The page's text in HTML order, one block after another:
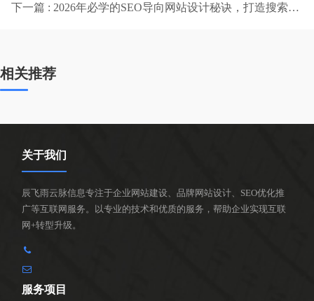
下一篇 : 2026年必学的SEO导向网站设计秘诀，打造搜索友好体验
相关推荐
关于我们
辰飞雨云脉信息专注于企业网站建设、品牌网站设计、SEO优化推
广等互联网服务。以专业的技术和优质的服务，帮助企业实现互联
网+转型升级。
服务项目